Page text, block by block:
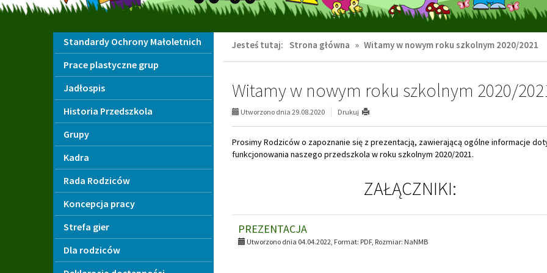
Menu
Standardy Ochrony Małoletnich
Prace plastyczne grup
Jadłospis
Historia Przedszkola
Grupy
Kadra
Rada Rodziców
Koncepcja pracy
Strefa gier
Dla rodziców
Jesteś tutaj: Strona główna » Witamy w nowym roku szkolnym 2020/2021
Witamy w nowym roku szkolnym 2020/
Utworzono dnia 29.08.2020 Drukuj
Prosimy Rodziców o zapoznanie się z prezentacją, zawierającą ogólne informacje
funkcjonowania naszego przedszkola w roku szkolnym 2020/2021.
ZAŁĄCZNIKI:
PREZENTACJA
Utworzono dnia 04.04.2022, Format: PDF, Rozmiar: NaNMB